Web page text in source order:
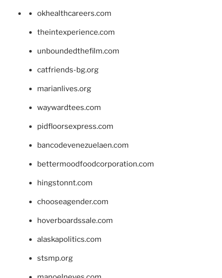
okhealthcareers.com
theintexperience.com
unboundedthefilm.com
catfriends-bg.org
marianlives.org
waywardtees.com
pidfloorsexpress.com
bancodevenezuelaen.com
bettermoodfoodcorporation.com
hingstonnt.com
chooseagender.com
hoverboardssale.com
alaskapolitics.com
stsmp.org